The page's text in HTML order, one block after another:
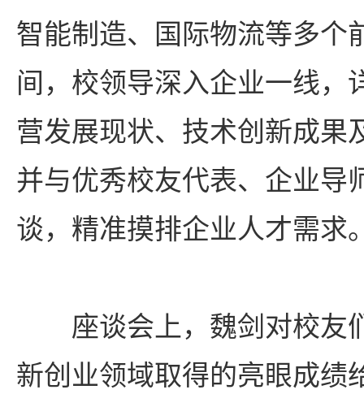
智能制造、国际物流等多个
间，校领导深入企业一线，
营发展现状、技术创新成果
并与优秀校友代表、企业导
谈，精准摸排企业人才需求
座谈会上，魏剑对校友
新创业领域取得的亮眼成绩